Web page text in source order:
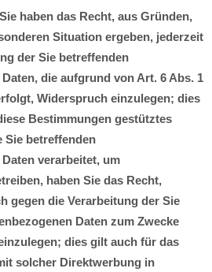
haben das Recht, aus Gründen,
Situation ergeben, jederzeit
der Sie betreffenden
die aufgrund von Art. 6 Abs. 1
Widerspruch einzulegen; dies
Bestimmungen gestütztes
Sie betreffenden
verarbeitet, um
haben Sie das Recht,
gegen die Verarbeitung der Sie
Daten zum Zwecke
dies gilt auch für das
solcher Direktwerbung in